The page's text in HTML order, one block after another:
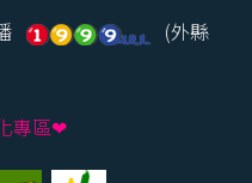
(外縣
專區❤